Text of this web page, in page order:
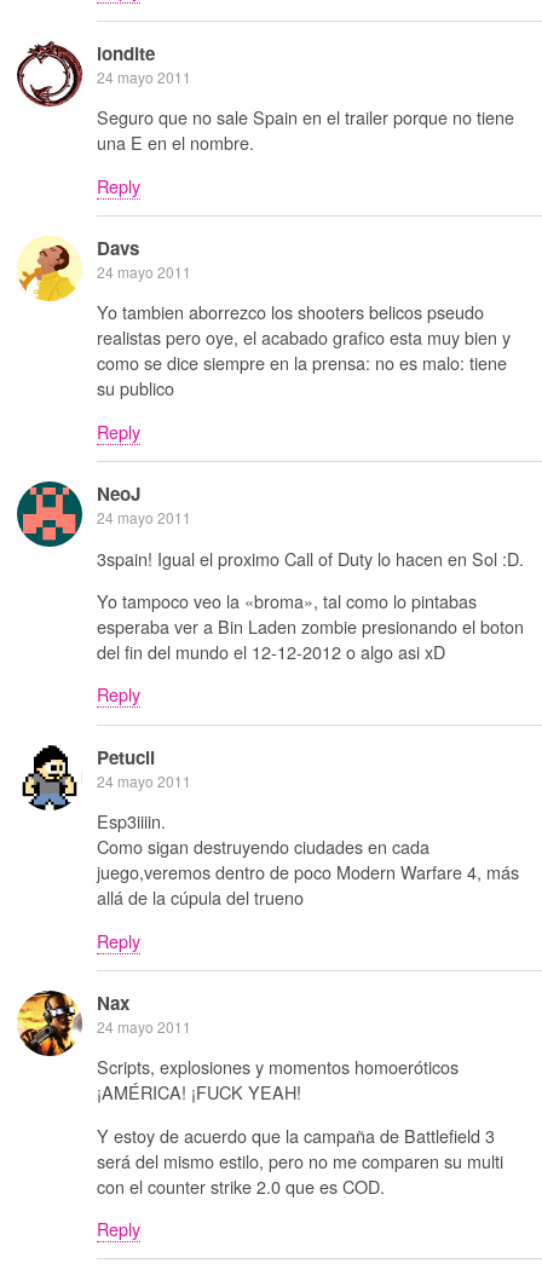
londite
24 mayo 2011
Seguro que no sale Spain en el trailer porque no tiene
una E en el nombre.
Reply
Davs
24 mayo 2011
Yo tambien aborrezco los shooters belicos pseudo
realistas pero oye, el acabado grafico esta muy bien y
como se dice siempre en la prensa: no es malo: tiene
su publico
Reply
NeoJ
24 mayo 2011
3spain! Igual el proximo Call of Duty lo hacen en Sol :D.
Yo tampoco veo la «broma», tal como lo pintabas
esperaba ver a Bin Laden zombie presionando el boton
del fin del mundo el 12-12-2012 o algo asi xD
Reply
Petucli
24 mayo 2011
Esp3iiiin.
Como sigan destruyendo ciudades en cada
juego,veremos dentro de poco Modern Warfare 4, más
allá de la cúpula del trueno
Reply
Nax
24 mayo 2011
Scripts, explosiones y momentos homoeróticos
¡AMÉRICA! ¡FUCK YEAH!
Y estoy de acuerdo que la campaña de Battlefield 3
será del mismo estilo, pero no me comparen su multi
con el counter strike 2.0 que es COD.
Reply